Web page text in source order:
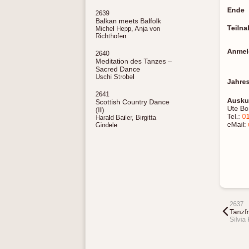
2639
Balkan meets Balfolk
Michel Hepp, Anja von
Richthofen
2640
Meditation des Tanzes –
Sacred Dance
Uschi Strobel
2641
Scottish Country Dance
(II)
Harald Bailer, Birgitta
Gindele
Ende
Ute
Tel.:
eMail:
2637
Silvia